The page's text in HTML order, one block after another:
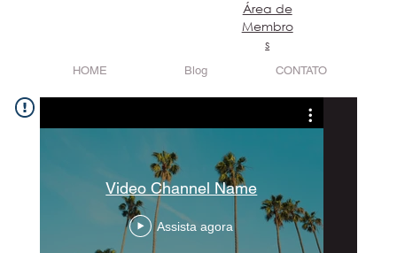
​Área de
Membro
s
HOME Blog CONTATO
Video Channel Name
Assista agora